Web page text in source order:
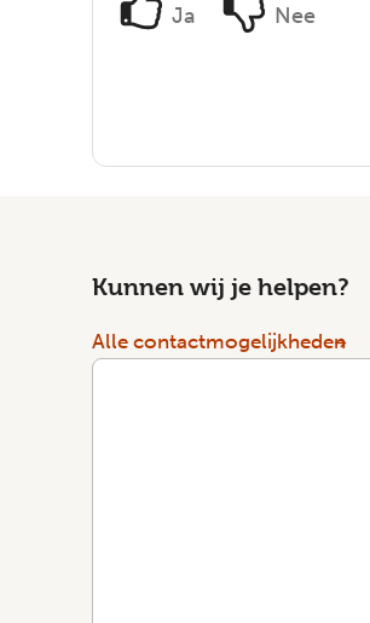
Ja Nee
Kunnen wij je helpen?
Alle contactmogelijkheden